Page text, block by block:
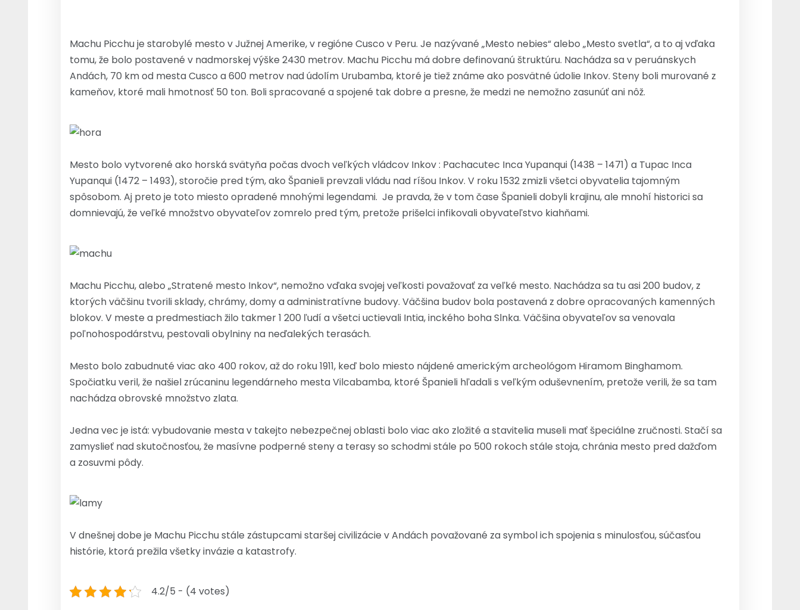
Machu Picchu je starobylé mesto v Južnej Amerike, v regióne Cusco v Peru. Je nazývané „Mesto nebies“ alebo „Mesto svetla“, a to aj vďaka
tomu, že bolo postavené v nadmorskej výške 2430 metrov. Machu Picchu má dobre definovanú štruktúru. Nachádza sa v peruánskych
Andách, 70 km od mesta Cusco a 600 metrov nad údolím Urubamba, ktoré je tiež známe ako posvätné údolie Inkov. Steny boli murované z
kameňov, ktoré mali hmotnosť 50 ton. Boli spracované a spojené tak dobre a presne, že medzi ne nemožno zasunúť ani nôž.
Mesto bolo vytvorené ako horská svätyňa počas dvoch veľkých vládcov Inkov : Pachacutec Inca Yupanqui (1438 – 1471) a Tupac Inca
Yupanqui (1472 – 1493), storočie pred tým, ako Španieli prevzali vládu nad ríšou Inkov. V roku 1532 zmizli všetci obyvatelia tajomným
spôsobom. Aj preto je toto miesto opradené mnohými legendami. Je pravda, že v tom čase Španieli dobyli krajinu, ale mnohí historici sa
domnievajú, že veľké množstvo obyvateľov zomrelo pred tým, pretože prišelci infikovali obyvateľstvo kiahňami.
Machu Picchu, alebo „Stratené mesto Inkov“, nemožno vďaka svojej veľkosti považovať za veľké mesto. Nachádza sa tu asi 200 budov, z
ktorých väčšinu tvorili sklady, chrámy, domy a administratívne budovy. Väčšina budov bola postavená z dobre opracovaných kamenných
blokov. V meste a predmestiach žilo takmer 1 200 ľudí a všetci uctievali Intia, inckého boha Slnka. Väčšina obyvateľov sa venovala
poľnohospodárstvu, pestovali obylniny na neďalekých terasách.
Mesto bolo zabudnuté viac ako 400 rokov, až do roku 1911, keď bolo miesto nájdené americkým archeológom Hiramom Binghamom.
Spočiatku veril, že našiel zrúcaninu legendárneho mesta Vilcabamba, ktoré Španieli hľadali s veľkým oduševnením, pretože verili, že sa tam
nachádza obrovské množstvo zlata.
Jedna vec je istá: vybudovanie mesta v takejto nebezpečnej oblasti bolo viac ako zložité a stavitelia museli mať špeciálne zručnosti. Stačí sa
zamyslieť nad skutočnosťou, že masívne podperné steny a terasy so schodmi stále po 500 rokoch stále stoja, chránia mesto pred dažďom
a zosuvmi pôdy.
V dnešnej dobe je Machu Picchu stále zástupcami staršej civilizácie v Andách považované za symbol ich spojenia s minulosťou, súčasťou
histórie, ktorá prežila všetky invázie a katastrofy.
4.2/5 - (4 votes)